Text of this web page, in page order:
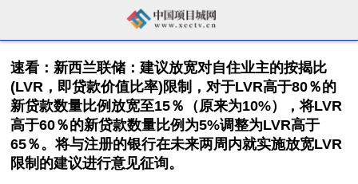
速看：新西兰联储：建议放宽对自住业主的按揭比
(LVR，即贷款价值比率)限制，对于LVR高于80％的
新贷款数量比例放宽至15％（原来为10%），将LVR
高于60％的新贷款数量比例为5%调整为LVR高于
65％。将与注册的银行在未来两周内就实施放宽LVR
限制的建议进行意见征询。